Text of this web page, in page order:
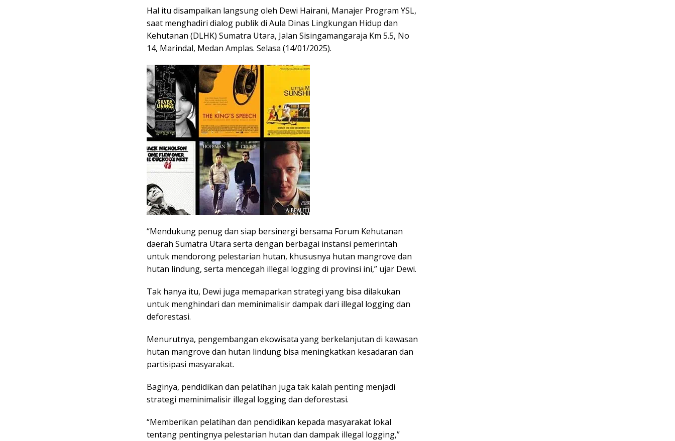
Hal itu disampaikan langsung oleh Dewi Hairani, Manajer Program YSL,
saat menghadiri dialog publik di Aula Dinas Lingkungan Hidup dan
Kehutanan (DLHK) Sumatra Utara, Jalan Sisingamangaraja Km 5.5, No
14, Marindal, Medan Amplas. Selasa (14/01/2025).
“Mendukung penug dan siap bersinergi bersama Forum Kehutanan
daerah Sumatra Utara serta dengan berbagai instansi pemerintah
untuk mendorong pelestarian hutan, khususnya hutan mangrove dan
hutan lindung, serta mencegah illegal logging di provinsi ini,” ujar Dewi.
Tak hanya itu, Dewi juga memaparkan strategi yang bisa dilakukan
untuk menghindari dan meminimalisir dampak dari illegal logging dan
deforestasi.
Menurutnya, pengembangan ekowisata yang berkelanjutan di kawasan
hutan mangrove dan hutan lindung bisa meningkatkan kesadaran dan
partisipasi masyarakat.
Baginya, pendidikan dan pelatihan juga tak kalah penting menjadi
strategi meminimalisir illegal logging dan deforestasi.
“Memberikan pelatihan dan pendidikan kepada masyarakat lokal
tentang pentingnya pelestarian hutan dan dampak illegal logging,”